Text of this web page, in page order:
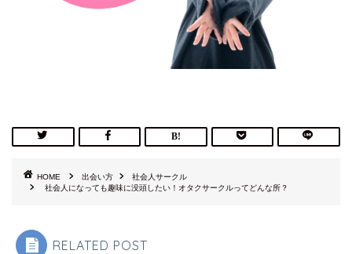
HOME 出会い方
社会人サークル
社会人になっても趣味に没頭したい！オタクサークルってどんな所？
RELATED POST